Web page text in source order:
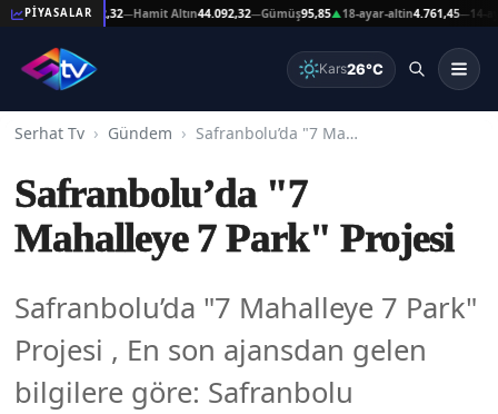
PİYASALAR
Altın44.092,32 Hamit Altın44.092,32—Gümüş95,85▲18-ayar-altin4.761,45—14-ayar-
Kars26°C
Serhat Tv Gündem Safranbolu’da "7 Mahalleye 7 Park" Projesi
Safranbolu’da "7
Mahalleye 7 Park" Projesi
Safranbolu’da "7 Mahalleye 7 Park"
Projesi , En son ajansdan gelen
bilgilere göre: Safranbolu